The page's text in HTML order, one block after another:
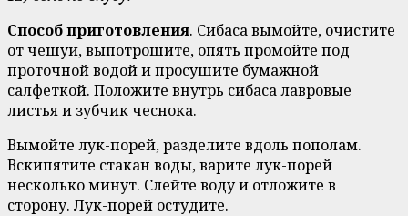
Способ приготовления. Сибаса вымойте, очистите
от чешуи, выпотрошите, опять промойте под
проточной водой и просушите бумажной
салфеткой. Положите внутрь сибаса лавровые
листья и зубчик чеснока.
Вымойте лук-порей, разделите вдоль пополам.
Вскипятите стакан воды, варите лук-порей
несколько минут. Слейте воду и отложите в
сторону. Лук-порей остудите.